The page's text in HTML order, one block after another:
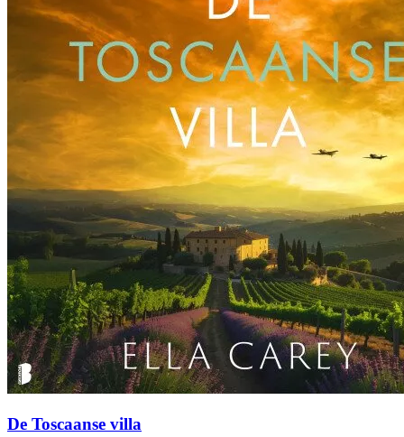
De Toscaanse villa